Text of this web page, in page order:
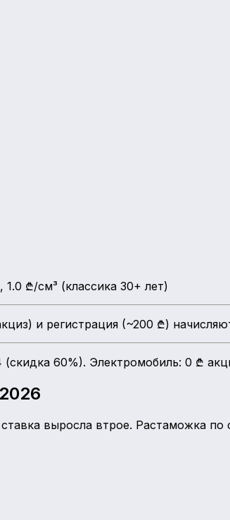
₾/см³ (классика 30+ лет)
и регистрация (~200 ₾)
60%). Электромобиль: 0 ₾
выросла втрое. Растаможка